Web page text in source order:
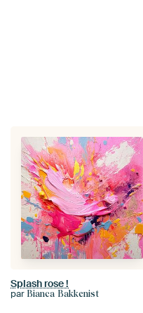
Splash rose !
par Bianca Bakkenist